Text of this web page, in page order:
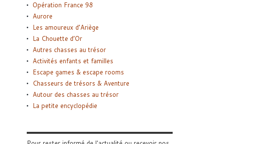
Opération France 98
Aurore
Les amoureux d’Ariège
La Chouette d’Or
Autres chasses au trésor
Activités enfants et familles
Escape games & escape rooms
Chasseurs de trésors & Aventure
Autour des chasses au trésor
La petite encyclopédie